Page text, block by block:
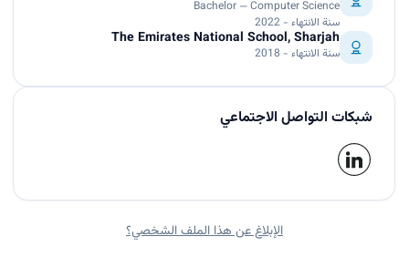
Bachelor — Computer Science
سنة الانتهاء - 2022
The Emirates National School, Sharjah
سنة الانتهاء - 2018
شبكات التواصل الاجتماعي
الإبلاغ عن هذا الملف الشخصي؟